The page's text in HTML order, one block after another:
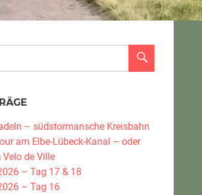
– südstormansche Kreisbahn
am Elbe-Lübeck-Kanal – oder
de Ville
– Tag 17 & 18
– Tag 16